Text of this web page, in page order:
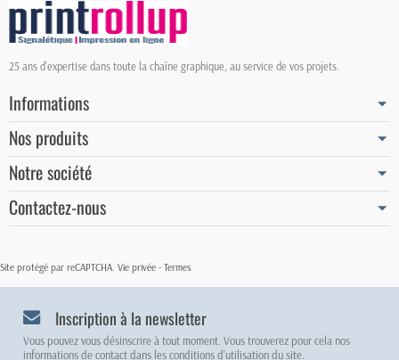
25 ans d'expertise dans toute la chaîne graphique, au service de vos projets.
Informations
Nos produits
Notre société
Contactez-nous
Site protégé par reCAPTCHA. Vie privée - Termes
Inscription à la newsletter
Vous pouvez vous désinscrire à tout moment. Vous trouverez pour cela nos
informations de contact dans les conditions d'utilisation du site.